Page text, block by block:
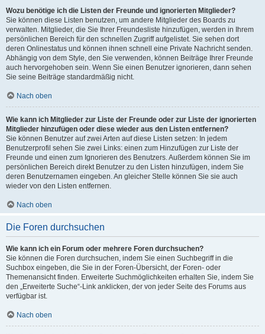
Wozu benötige ich die Listen der Freunde und ignorierten Mitglieder?
Sie können diese Listen benutzen, um andere Mitglieder des Boards zu
verwalten. Mitglieder, die Sie Ihrer Freundesliste hinzufügen, werden in Ihrem
persönlichen Bereich für den schnellen Zugriff aufgelistet. Sie sehen dort
deren Onlinestatus und können ihnen schnell eine Private Nachricht senden.
Abhängig von dem Style, den Sie verwenden, können Beiträge Ihrer Freunde
auch hervorgehoben sein. Wenn Sie einen Benutzer ignorieren, dann sehen
Sie seine Beiträge standardmäßig nicht.
Nach oben
Wie kann ich Mitglieder zur Liste der Freunde oder zur Liste der ignorierten
Mitglieder hinzufügen oder diese wieder aus den Listen entfernen?
Sie können Benutzer auf zwei Arten auf diese Listen setzen: In jedem
Benutzerprofil sehen Sie zwei Links: einen zum Hinzufügen zur Liste der
Freunde und einen zum Ignorieren des Benutzers. Außerdem können Sie im
persönlichen Bereich direkt Benutzer zu den Listen hinzufügen, indem Sie
deren Benutzernamen eingeben. An gleicher Stelle können Sie sie auch
wieder von den Listen entfernen.
Nach oben
Die Foren durchsuchen
Wie kann ich ein Forum oder mehrere Foren durchsuchen?
Sie können die Foren durchsuchen, indem Sie einen Suchbegriff in die
Suchbox eingeben, die Sie in der Foren-Übersicht, der Foren- oder
Themenansicht finden. Erweiterte Suchmöglichkeiten erhalten Sie, indem Sie
den „Erweiterte Suche“-Link anklicken, der von jeder Seite des Forums aus
verfügbar ist.
Nach oben